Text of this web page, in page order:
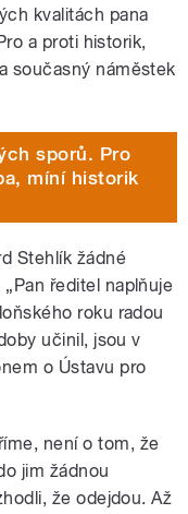
kvalitách pana
a proti historik,
současný náměstek
sporů. Pro
míní historik
Stehlík žádné
ředitel naplňuje
roku radou
učinil, jsou v
o Ústavu pro
není o tom, že
jim žádnou
že odejdou. Až